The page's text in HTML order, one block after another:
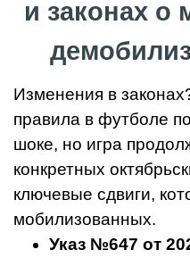
и законах о
Изменения в
правила в футболе
шоке, но игра
конкретных
ключевые сдвиги,
мобилизованных.
Указ №647 от